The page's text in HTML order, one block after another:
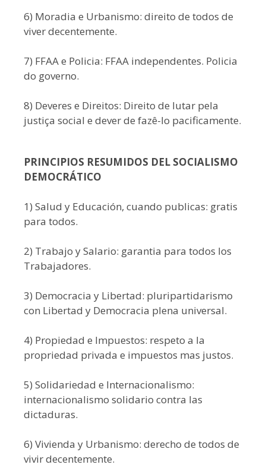
6) Moradia e Urbanismo: direito de todos de
viver decentemente.
7) FFAA e Policia: FFAA independentes. Policia
do governo.
8) Deveres e Direitos: Direito de lutar pela
justiça social e dever de fazê-lo pacificamente.
PRINCIPIOS RESUMIDOS DEL SOCIALISMO
DEMOCRÁTICO
1) Salud y Educación, cuando publicas: gratis
para todos.
2) Trabajo y Salario: garantia para todos los
Trabajadores.
3) Democracia y Libertad: pluripartidarismo
con Libertad y Democracia plena universal.
4) Propiedad e Impuestos: respeto a la
propriedad privada e impuestos mas justos.
5) Solidariedad e Internacionalismo:
internacionalismo solidario contra las
dictaduras.
6) Vivienda y Urbanismo: derecho de todos de
vivir decentemente.